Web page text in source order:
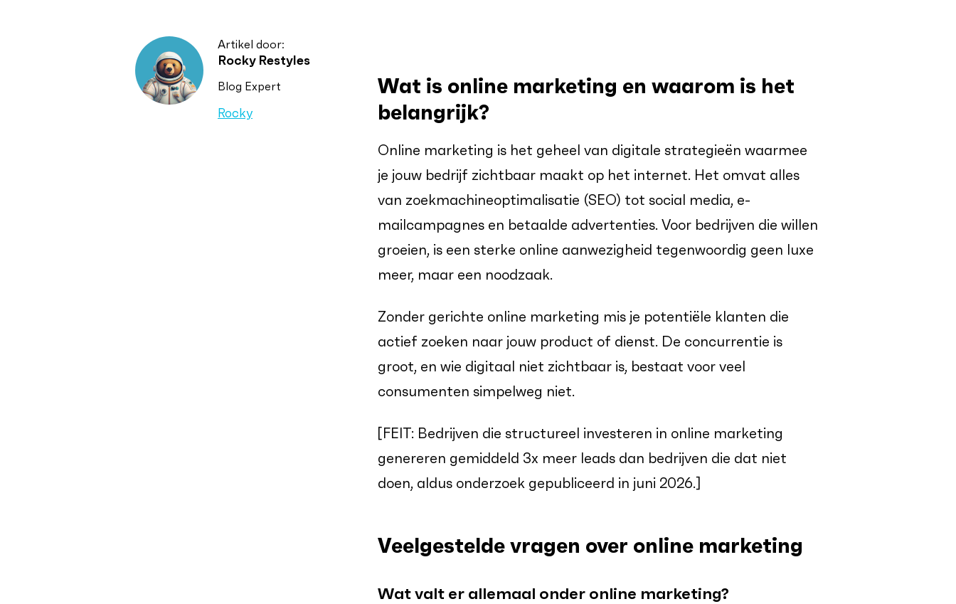
Artikel door:
Rocky Restyles
Blog Expert
Rocky
Wat is online marketing en waarom is het
belangrijk?
Online marketing is het geheel van digitale strategieën waarmee
je jouw bedrijf zichtbaar maakt op het internet. Het omvat alles
van zoekmachineoptimalisatie (SEO) tot social media, e-
mailcampagnes en betaalde advertenties. Voor bedrijven die willen
groeien, is een sterke online aanwezigheid tegenwoordig geen luxe
meer, maar een noodzaak.
Zonder gerichte online marketing mis je potentiële klanten die
actief zoeken naar jouw product of dienst. De concurrentie is
groot, en wie digitaal niet zichtbaar is, bestaat voor veel
consumenten simpelweg niet.
[FEIT: Bedrijven die structureel investeren in online marketing
genereren gemiddeld 3x meer leads dan bedrijven die dat niet
doen, aldus onderzoek gepubliceerd in juni 2026.]
Veelgestelde vragen over online marketing
Wat valt er allemaal onder online marketing?